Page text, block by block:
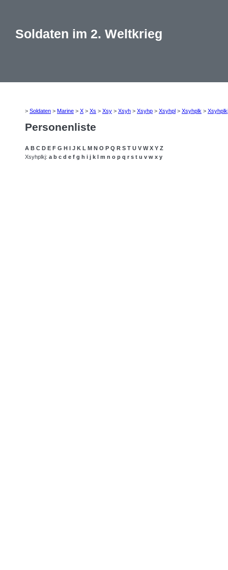
Soldaten im 2. Weltkrieg
> Soldaten > Marine > X > Xs > Xsy > Xsyh > Xsyhp > Xsyhpl > Xsyhplk > Xsyhplkj
Personenliste
A B C D E F G H I J K L M N O P Q R S T U V W X Y Z
Xsyhplkj: a b c d e f g h i j k l m n o p q r s t u v w x y